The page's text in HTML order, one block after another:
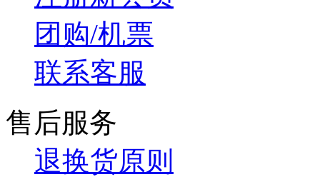
团购/机票
联系客服
售后服务
退换货原则